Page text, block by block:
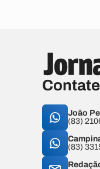
João
(83)
(83)